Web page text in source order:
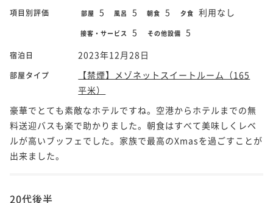
項目別評価 部屋 5 風呂 5 朝食 5 夕食 利用なし
接客・サービス 5 その他設備 5
宿泊日 2023年12月28日
部屋タイプ
【禁煙】メゾネットスイートルーム（165
平米）
豪華でとても素敵なホテルですね。空港からホテルまでの無
料送迎バスも楽で助かりました。朝食はすべて美味しくレベ
ルが高いブッフェでした。家族で最高のXmasを過ごすことが
出来ました。
20代後半